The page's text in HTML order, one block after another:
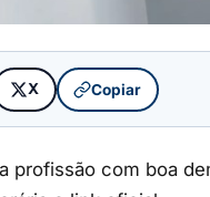
X Copiar
profissão com boa